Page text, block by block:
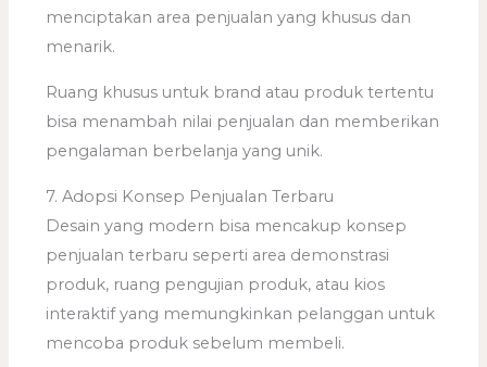
menciptakan area penjualan yang khusus dan
menarik.
Ruang khusus untuk brand atau produk tertentu
bisa menambah nilai penjualan dan memberikan
pengalaman berbelanja yang unik.
7. Adopsi Konsep Penjualan Terbaru
Desain yang modern bisa mencakup konsep
penjualan terbaru seperti area demonstrasi
produk, ruang pengujian produk, atau kios
interaktif yang memungkinkan pelanggan untuk
mencoba produk sebelum membeli.